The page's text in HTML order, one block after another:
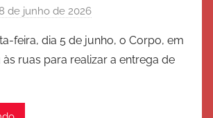
8 de junho de 2026
r
E
feira, dia 5 de junho, o Corpo, em
ruas para realizar a entrega de